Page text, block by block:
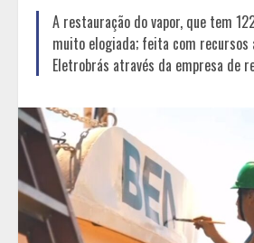
A restauração do vapor, que tem
muito elogiada; feita com recursos
Eletrobrás através da empresa de